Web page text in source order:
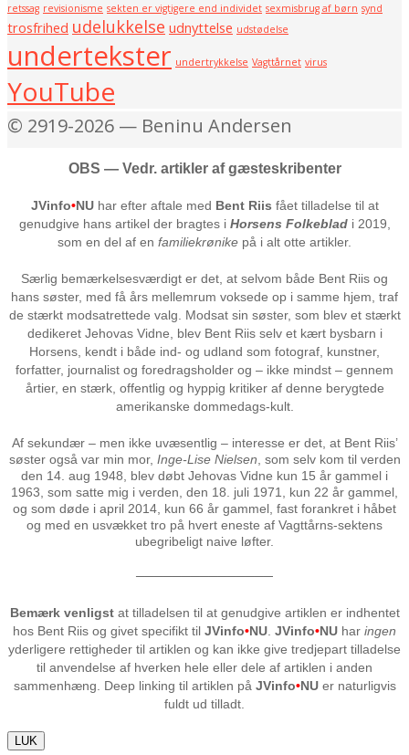
retssag revisionisme sekten er vigtigere end individet sexmisbrug af børn synd
trosfrihed udelukkelse udnyttelse udstødelse
undertekster undertrykkelse Vagttårnet virus
YouTube
© 2919-2026 — Beninu Andersen
OBS — Vedr. artikler af gæsteskribenter
JVinfo•NUhar efter aftale med Bent Riis fået tilladelse til at
genudgive hans artikel der bragtes i Horsens Folkeblad i 2019,
som en del af en familiekrønike på i alt otte artikler.
Særlig bemærkelsesværdigt er det, at selvom både Bent Riis og
hans søster, med få års mellemrum voksede op i samme hjem, traf
de stærkt modsatrettede valg. Modsat sin søster, som blev et stærkt
dedikeret Jehovas Vidne, blev Bent Riis selv et kært bysbarn i
Horsens, kendt i både ind- og udland som fotograf, kunstner,
forfatter, journalist og foredragsholder og – ikke mindst – gennem
årtier, en stærk, offentlig og hyppig kritiker af denne berygtede
amerikanske dommedags-kult.
Af sekundær – men ikke uvæsentlig – interesse er det, at Bent Riis’
søster også var min mor, Inge-Lise Nielsen , som selv kom til verden
den 14. aug 1948, blev døbt Jehovas Vidne kun 15 år gammel i
1963, som satte mig i verden, den 18. juli 1971, kun 22 år gammel,
og som døde i april 2014, kun 66 år gammel, fast forankret i håbet
og med en usvækket tro på hvert eneste af Vagttårns-sektens
ubegribeligt naive løfter.
───────────────
Bemærk venligstat tilladelsen til at genudgive artiklen er indhentet
hos Bent Riis og givet specifikt til JVinfo•NU JVinfo•NU har ingen
yderligere rettigheder til artiklen og kan ikke give tredjepart tilladelse
til anvendelse af hverken hele eller dele af artiklen i anden
sammenhæng. Deep linking til artiklen på JVinfo•NUer naturligvis
fuldt ud tilladt.
LUK